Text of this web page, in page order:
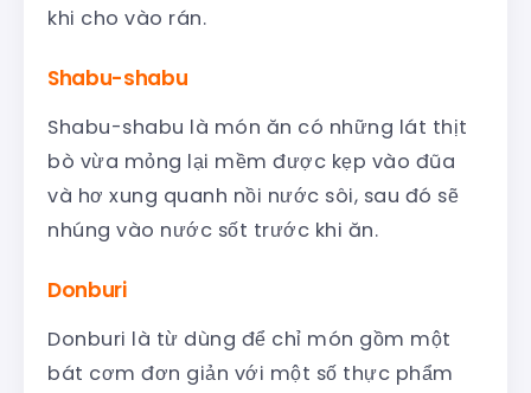
khi cho vào rán.
Shabu-shabu
Shabu-shabu là món ăn có những lát thịt
bò vừa mỏng lại mềm được kẹp vào đũa
và hơ xung quanh nồi nước sôi, sau đó sẽ
nhúng vào nước sốt trước khi ăn.
Donburi
Donburi là từ dùng để chỉ món gồm một
bát cơm đơn giản với một số thực phẩm